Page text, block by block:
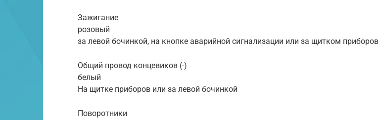
Зажигание
розовый
за левой бочинкой, на кнопке аварийной сигнализации или за щитком приборов
Общий провод концевиков (-)
белый
На щитке приборов или за левой бочинкой
Поворотники